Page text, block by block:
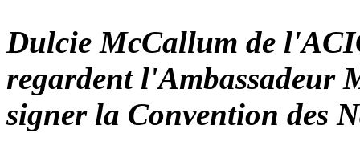
Dulcie McCallum de
regardent l'Ambassadeur
signer la Convention des